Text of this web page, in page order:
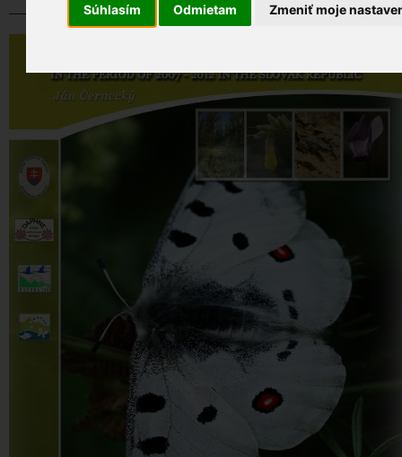
Súhlasím Odmietam Zmeniť moje